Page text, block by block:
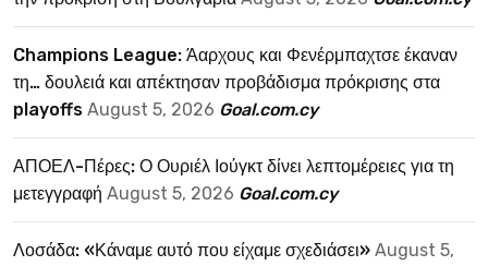
Champions League: Άαρχους και Φενέρμπαχτσε έκαναν
τη… δουλειά και απέκτησαν προβάδισμα πρόκρισης στα
playoffs August 5, 2026 Goal.com.cy
ΑΠΟΕΛ-Πέρες: Ο Ουριέλ Ιούγκτ δίνει λεπτομέρειες για τη
μετεγγραφή August 5, 2026 Goal.com.cy
Λοσάδα: «Κάναμε αυτό που είχαμε σχεδιάσει» August 5,